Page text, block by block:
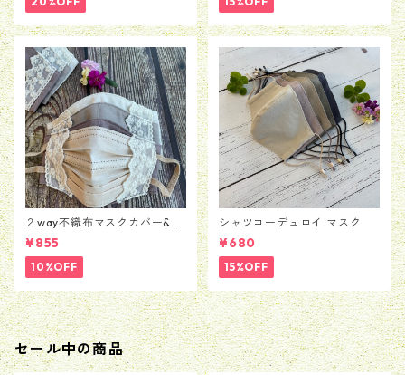
２way不織布マスクカバー&マ
スク 綿チュールレース
¥855
10%OFF
シャツコーデュロイ マスク
¥680
15%OFF
セール中の商品